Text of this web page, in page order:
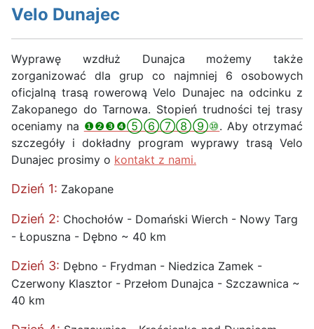
Velo Dunajec
Wyprawę wzdłuż Dunajca możemy także
zorganizować dla grup co najmniej 6 osobowych
oficjalną trasą rowerową Velo Dunajec na odcinku z
Zakopanego do Tarnowa. Stopień trudności tej trasy
oceniamy na ❶❷❸❹⑤⑥⑦⑧⑨⑩. Aby otrzymać
szczegóły i dokładny program wyprawy trasą Velo
Dunajec prosimy o kontakt z nami.
Dzień 1: Zakopane
Dzień 2: Chochołów - Domański Wierch - Nowy Targ
- Łopuszna - Dębno ~ 40 km
Dzień 3: Dębno - Frydman - Niedzica Zamek -
Czerwony Klasztor - Przełom Dunajca - Szczawnica ~
40 km